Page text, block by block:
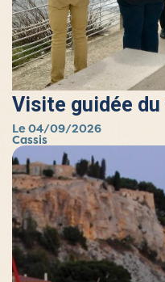
Visite guidée
Le 04/09/2026
Cassis